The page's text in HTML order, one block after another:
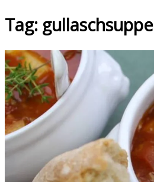
Tag: gullaschsuppe